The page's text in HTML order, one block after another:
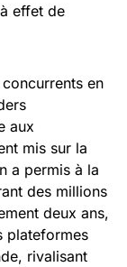
effet de
en
aux
mis sur la
a permis à la
des millions
deux ans,
plateformes
rivalisant